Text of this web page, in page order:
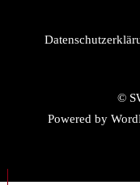
©
Powered by